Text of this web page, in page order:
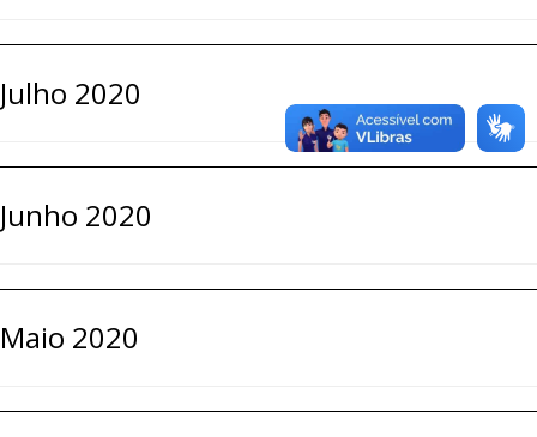
Julho 2020
Junho 2020
Maio 2020